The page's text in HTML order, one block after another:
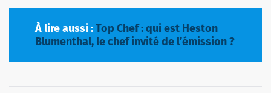
À lire aussi :Top Chef : qui est Heston
Blumenthal, le chef invité de l’émission ?